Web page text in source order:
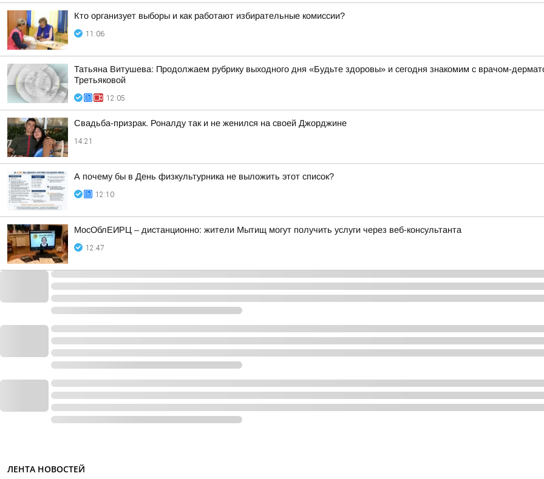
Кто организует выборы и как работают избирательные комиссии?
11:06
Татьяна Витушева: Продолжаем рубрику выходного дня «Будьте здоровы» и сегодня знакомим с врачом-
Третьяковой
12:05
Свадьба-призрак. Роналду так и не женился на своей Джорджине
14:21
А почему бы в День физкультурника не выложить этот список?
12:10
МосОблЕИРЦ – дистанционно: жители Мытищ могут получить услуги через веб-консультанта
12:47
ЛЕНТА НОВОСТЕЙ